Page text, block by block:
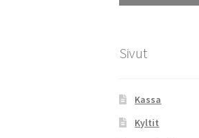
Sivut
Kassa
Kyltit